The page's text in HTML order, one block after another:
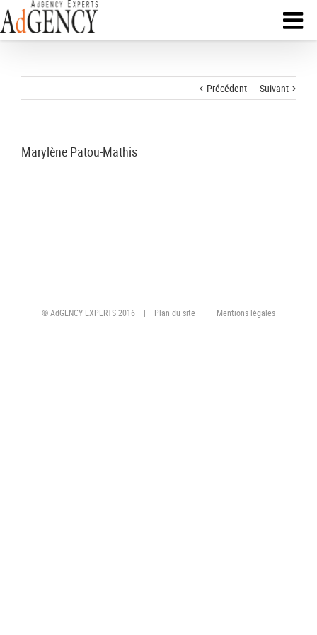
Précédent Suivant
Marylène Patou-Mathis
© AdGENCY EXPERTS 2016 | Plan du site | Mentions légales